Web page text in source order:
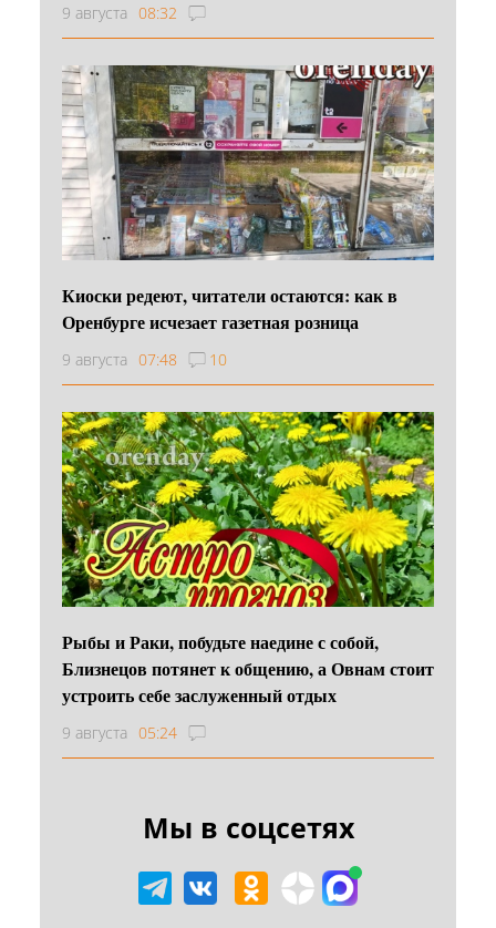
9 августа 08:32
Киоски редеют, читатели остаются: как в
Оренбурге исчезает газетная розница
9 августа 07:48 10
Рыбы и Раки, побудьте наедине с собой,
Близнецов потянет к общению, а Овнам стоит
устроить себе заслуженный отдых
9 августа 05:24
Мы в соцсетях